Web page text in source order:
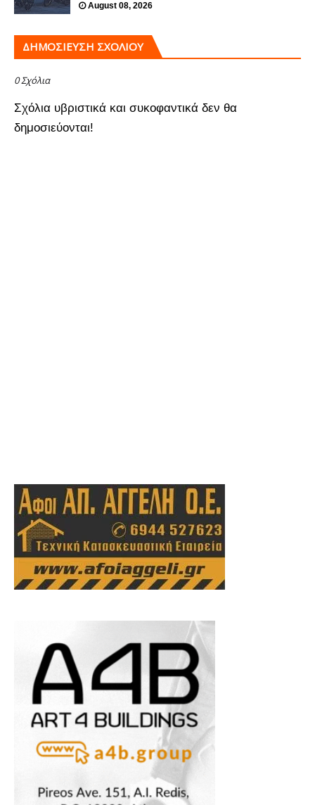
August 08, 2026
ΔΗΜΟΣΊΕΥΣΗ ΣΧΟΛΊΟΥ
0 Σχόλια
Σχόλια υβριστικά και συκοφαντικά δεν θα
δημοσιεύονται!